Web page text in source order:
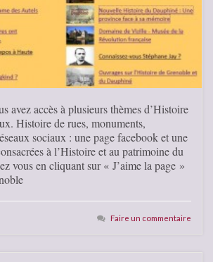
avez accès à plusieurs thèmes d’Histoire
Histoire de rues, monuments,
sociaux : une page facebook et une
à l’Histoire et au patrimoine du
vous en cliquant sur « J’aime la page »
Faire un commentaire